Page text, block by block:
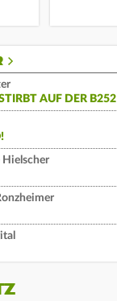
AUF DER B252
Hielscher